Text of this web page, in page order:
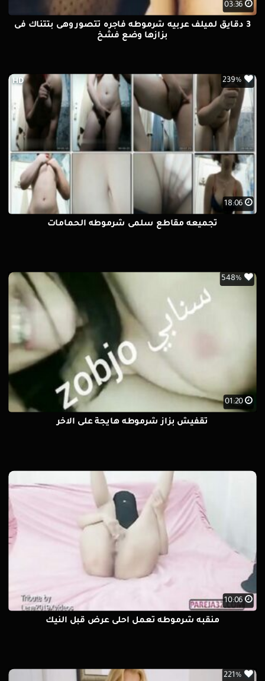
03:36
3 دقايق لميلف عربيه شرموطه فاجره تتصور وهى بتتناك فى
بزازها وضع فشخ
18:06
HD 239%
تجميعه مقاطع سلمى شرموطه الحمامات
01:20
548%
تقفيش بزاز شرموطه هايجة على الاخر
10:06
منقبه شرموطه تعمل احلى عرض قبل النيك
221%